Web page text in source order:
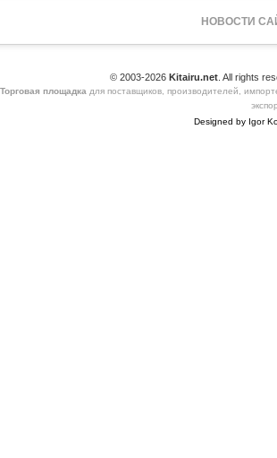
НОВОСТИ
© 2003-2026 Kitairu.net . All rights
Торговая площадка для поставщиков, производителей,
Designed by Igor